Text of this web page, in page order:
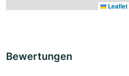
Leaflet
Bewertungen